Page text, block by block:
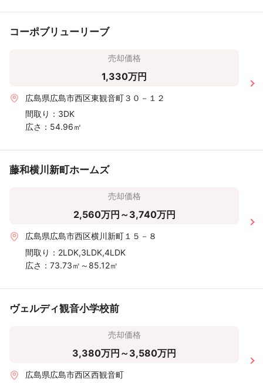
コーポブリューリーブ
売却価格
1,330万円
広島県広島市西区東観音町３０－１２
間取り： 3DK
広さ： 54.96㎡
藤和横川新町ホームズ
売却価格
2,560万円～3,740万円
広島県広島市西区横川新町１５－８
間取り： 2LDK,3LDK,4LDK
広さ： 73.73㎡～85.12㎡
ヴェルディ観音小学校前
売却価格
3,380万円～3,580万円
広島県広島市西区西観音町